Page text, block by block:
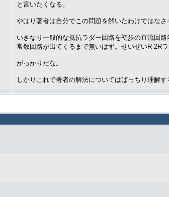
と言いたくなる。
やはり著者は自分でこの問題を解いたわけではなさ
いきなり一般的な抵抗ラダー回路を初歩の直流回
常数回路が出てくるまで無いはず。せいぜいR-2R
がっかりだな。
しかりこれで著者の解法についてはばっちり理解